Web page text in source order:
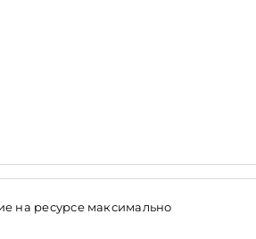
на ресурсе максимально